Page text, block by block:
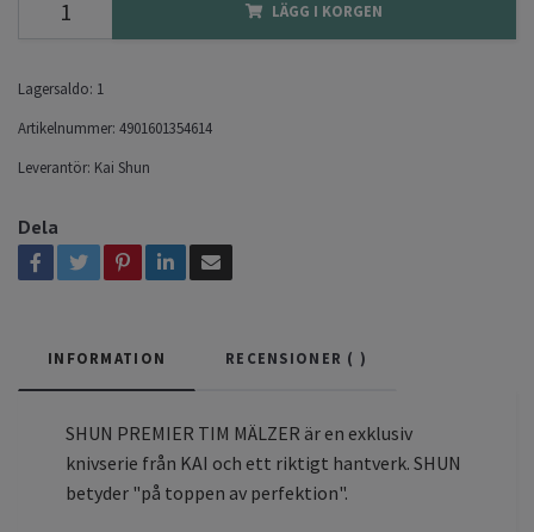
LÄGG I KORGEN
Lagersaldo: 1
Artikelnummer: 4901601354614
Leverantör: Kai Shun
Dela
INFORMATION RECENSIONER ( )
SHUN PREMIER TIM MÄLZER är en exklusiv
knivserie från KAI och ett riktigt hantverk. SHUN
betyder "på toppen av perfektion".